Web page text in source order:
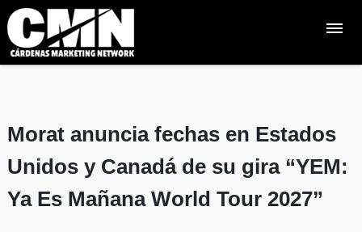
Morat anuncia fechas en Estados
Unidos y Canadá de su gira “YEM:
Ya Es Mañana World Tour 2027”